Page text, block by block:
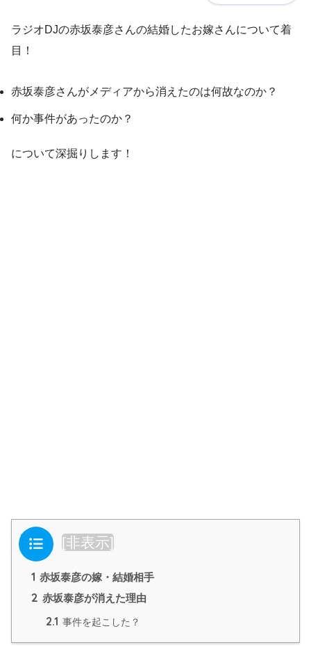
ラジオDJの赤坂泰彦さんの結婚したお嫁さんについて着
目！
赤坂泰彦さんがメディアから消えたのは何故なのか？
何か事件があったのか？
について深掘りします！
目次 [非表示]
1 赤坂泰彦の嫁・結婚相手
2 赤坂泰彦が消えた理由
2.1 事件を起こした？